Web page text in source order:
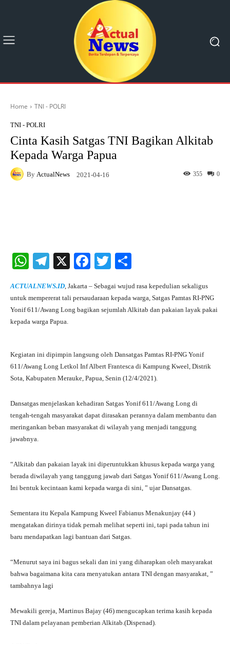
Home TNI - POLRI
TNI - POLRI
Cinta Kasih Satgas TNI Bagikan Alkitab
Kepada Warga Papua
By ActualNews 2021-04-16 0
355
W
ts
A
pp
Te
gr
a
m
X
Fa
bo
ok
T
tte
r
re
ACTUALNEWS.ID, Jakarta – Sebagai wujud rasa kepedulian sekaligus
untuk mempererat tali persaudaraan kepada warga, Satgas Pamtas RI-PNG
Yonif 611/Awang Long bagikan sejumlah Alkitab dan pakaian layak pakai
kepada warga Papua.
Kegiatan ini dipimpin langsung oleh Dansatgas Pamtas RI-PNG Yonif
611/Awang Long Letkol Inf Albert Frantesca di Kampung Kweel, Distrik
Sota, Kabupaten Merauke, Papua, Senin (12/4/2021).
Dansatgas menjelaskan kehadiran Satgas Yonif 611/Awang Long di
tengah-tengah masyarakat dapat dirasakan perannya dalam membantu dan
meringankan beban masyarakat di wilayah yang menjadi tanggung
jawabnya.
“Alkitab dan pakaian layak ini diperuntukkan khusus kepada warga yang
berada diwilayah yang tanggung jawab dari Satgas Yonif 611/Awang Long.
Ini bentuk kecintaan kami kepada warga di sini, ” ujar Dansatgas.
Sementara itu Kepala Kampung Kweel Fabianus Menakunjay (44 )
mengatakan dirinya tidak pernah melihat seperti ini, tapi pada tahun ini
baru mendapatkan lagi bantuan dari Satgas.
“Menurut saya ini bagus sekali dan ini yang diharapkan oleh masyarakat
bahwa bagaimana kita cara menyatukan antara TNI dengan masyarakat, ”
tambahnya lagi
Mewakili gereja, Martinus Bajay (46) mengucapkan terima kasih kepada
TNI dalam pelayanan pemberian Alkitab.(Dispenad).